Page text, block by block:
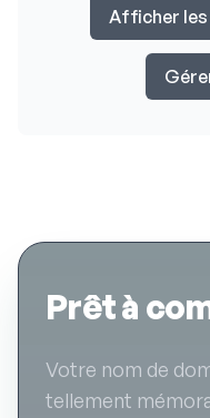
Afficher les
Prêt à
Votre nom de
tellement